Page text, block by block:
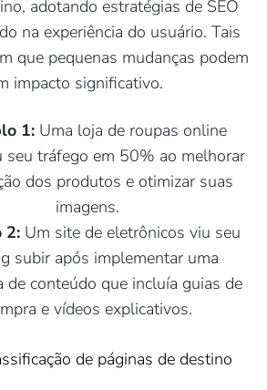
adotando estratégias de SEO
na experiência do usuário. Tais
que pequenas mudanças podem
impacto significativo.
1:Uma loja de roupas online
seu tráfego em 50% ao melhorar
dos produtos e otimizar suas
imagens.
2: Um site de eletrônicos viu seu
subir após implementar uma
de conteúdo que incluía guias de
e vídeos explicativos.
de páginas de destino